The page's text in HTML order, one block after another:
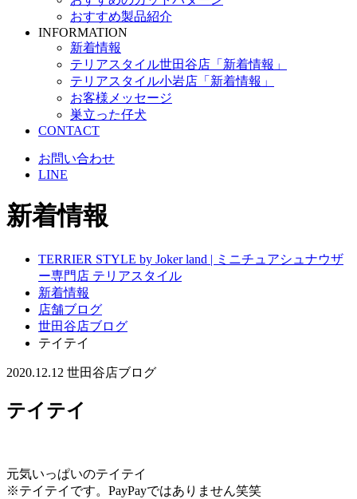
おすすめ製品紹介
INFORMATION
新着情報
テリアスタイル世田谷店「新着情報」
テリアスタイル小岩店「新着情報」
お客様メッセージ
巣立った仔犬
CONTACT
お問い合わせ
LINE
新着情報
TERRIER STYLE by Joker land | ミニチュアシュナウザ
ー専門店 テリアスタイル
新着情報
店舗ブログ
世田谷店ブログ
テイテイ
2020.12.12 世田谷店ブログ
テイテイ
元気いっぱいのテイテイ
※テイテイです。PayPayではありません笑笑